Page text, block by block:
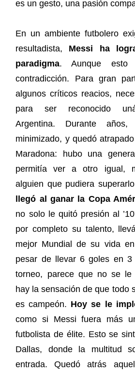
es un gesto, una pasión
En un ambiente futbolero
resultadista, Messi ha
paradigma. Aunque esto
contradicción. Para gran
algunos críticos reacios,
para ser reconocido
Argentina. Durante
minimizado, y quedó
Maradona: hubo una
permitía ver a otro igual,
alguien que pudiera
llegó al ganar la Copa
no solo le quitó presión al
por completo su talento,
mejor Mundial de su vida
pesar de llevar 6 goles en 3
torneo, parece que no se le
hay la sensación de que todo
es campeón. Hoy se le
como si Messi fuera más
futbolista de élite. Esto se
Dallas, donde la multitud
entrada. Quedó atrás